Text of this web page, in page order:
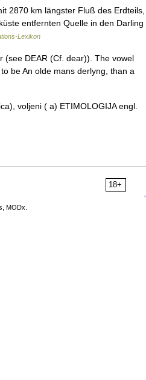
2870 km längster Fluß des Erdteils,
entfernten Quelle in den Darling
Lexikon
DEAR (Cf. dear)). The vowel
be An olde mans derlyng, than a
voljeni ( a) ETIMOLOGIJA engl.
18+
MODx.